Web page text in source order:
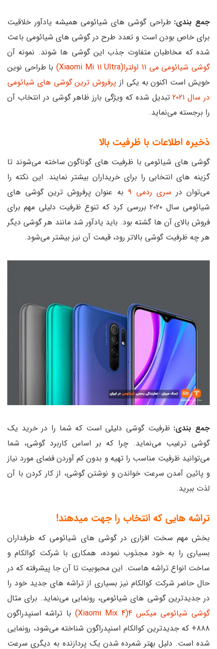
جمع بندی: طراحی گوشی های شیائومی همیشه یادآور خلاقیت
برای خاص بودن است و تعدد طرح در گوشی های شیائومی باعث
شده که مخاطبان متفاوت جذب این گوشی ها شوند. نمونه آن
گوشی شیائومی می 11 اولترا(Xiaomi Mi 11 Ultra)
با طراحی نوین
خویش است اکنون به یکی از پرفروش ترین گوشی های شیائومی
در سال ۲۰۲۱
تبدیل شده که ویژگی بارز ظاهر گوشی در انتخاب آن
را برجسته می‌نماید.
ذخیره اطلاعات با ظرفیت بالا
گوشی های شیائومی با ظرفیت های گوناگون ساخته می‌شوند تا
گزینه های انتخابی را برای خریداران بیشتر نمایند. این نکته را
می‌توان در سری ردمی ۹
به عنوان پرفروش ترین گوشی های
شیائومی سال ۲۰۲۰ بررسی کرد که تنوع ظرفیت دلیلی مهم برای
فروش بالای آن ها گشته بود. باید یادآور شد مانند هر گوشی دیگر
هر چه ظرفیت گوشی بالاتر رود، قیمت آن نیز بیشتر می‌شود.
جمع بندی:ظرفیت گوشی دلیلی است که شما را در خرید یک
گوشی ترغیب می‌نماید. چرا که بر اساس کاربرد گوشی، شما
می‌توانید ظرفیت مناسب را تهیه و بدون کم آوردن فضای مورد نیاز
و پائین آمدن سرعت خواندن و نوشتن گوشی، از کار کردن با آن
لذت ببرید.
تراشه هایی که انتخاب را جهت می‎دهند!
بخش مهم سخت افزاری در گوشی های شیائومی که طرفداران
بسیاری را به خود مجذوب نموده، همکاری با شرکت کوالکام و
ساخت انواع تراشه هاست. این محبوبیت تا آن جا پیشرفته که در
حال حاضر شرکت کوالکام نیز بسیاری از تراشه های جدید خود را
در جدیدترین گوشی های شیائومی، رونمایی می‌نماید. برای مثال
گوشی شیائومی میکس 4(Xiaomi Mix 4)
با تراشه اسنپدراگون
۸۸۸+ که جدیدترین کوالکام اسنپدراگون شناخته می‌شود، رونمایی
شده است. دلیل بهتر شمرده شدن یک پردازنده به دیگری سرعت